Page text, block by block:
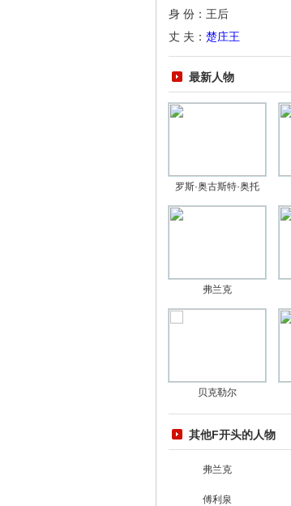
身 份：王后
丈 夫： 楚庄王
最新人物
罗斯·奥古斯特·奥托
弗兰克
贝克勒尔
其他F开头的人物
弗兰克
傅利泉